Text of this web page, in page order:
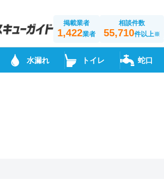
掲載業者
1,422業者
相談件数
55,710件以上※
水漏れ トイレ 蛇口